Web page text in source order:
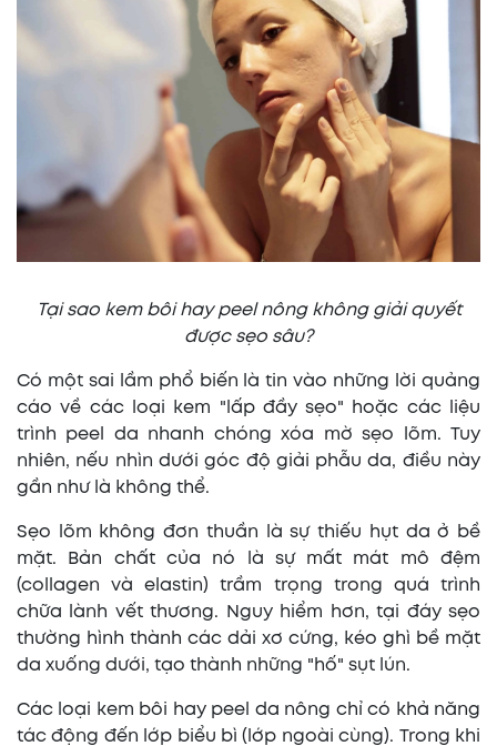
Tại sao kem bôi hay peel nông không giải quyết
được sẹo sâu?
Có một sai lầm phổ biến là tin vào những lời quảng
cáo về các loại kem "lấp đầy sẹo" hoặc các liệu
trình peel da nhanh chóng xóa mờ sẹo lõm. Tuy
nhiên, nếu nhìn dưới góc độ giải phẫu da, điều này
gần như là không thể.
Sẹo lõm không đơn thuần là sự thiếu hụt da ở bề
mặt. Bản chất của nó là sự mất mát mô đệm
(collagen và elastin) trầm trọng trong quá trình
chữa lành vết thương. Nguy hiểm hơn, tại đáy sẹo
thường hình thành các dải xơ cứng, kéo ghì bề mặt
da xuống dưới, tạo thành những "hố" sụt lún.
Các loại kem bôi hay peel da nông chỉ có khả năng
tác động đến lớp biểu bì (lớp ngoài cùng). Trong khi